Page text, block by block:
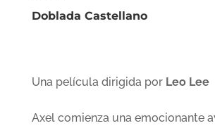
Doblada Castellano
Una película dirigida por Leo Lee
Axel comienza una emocionante